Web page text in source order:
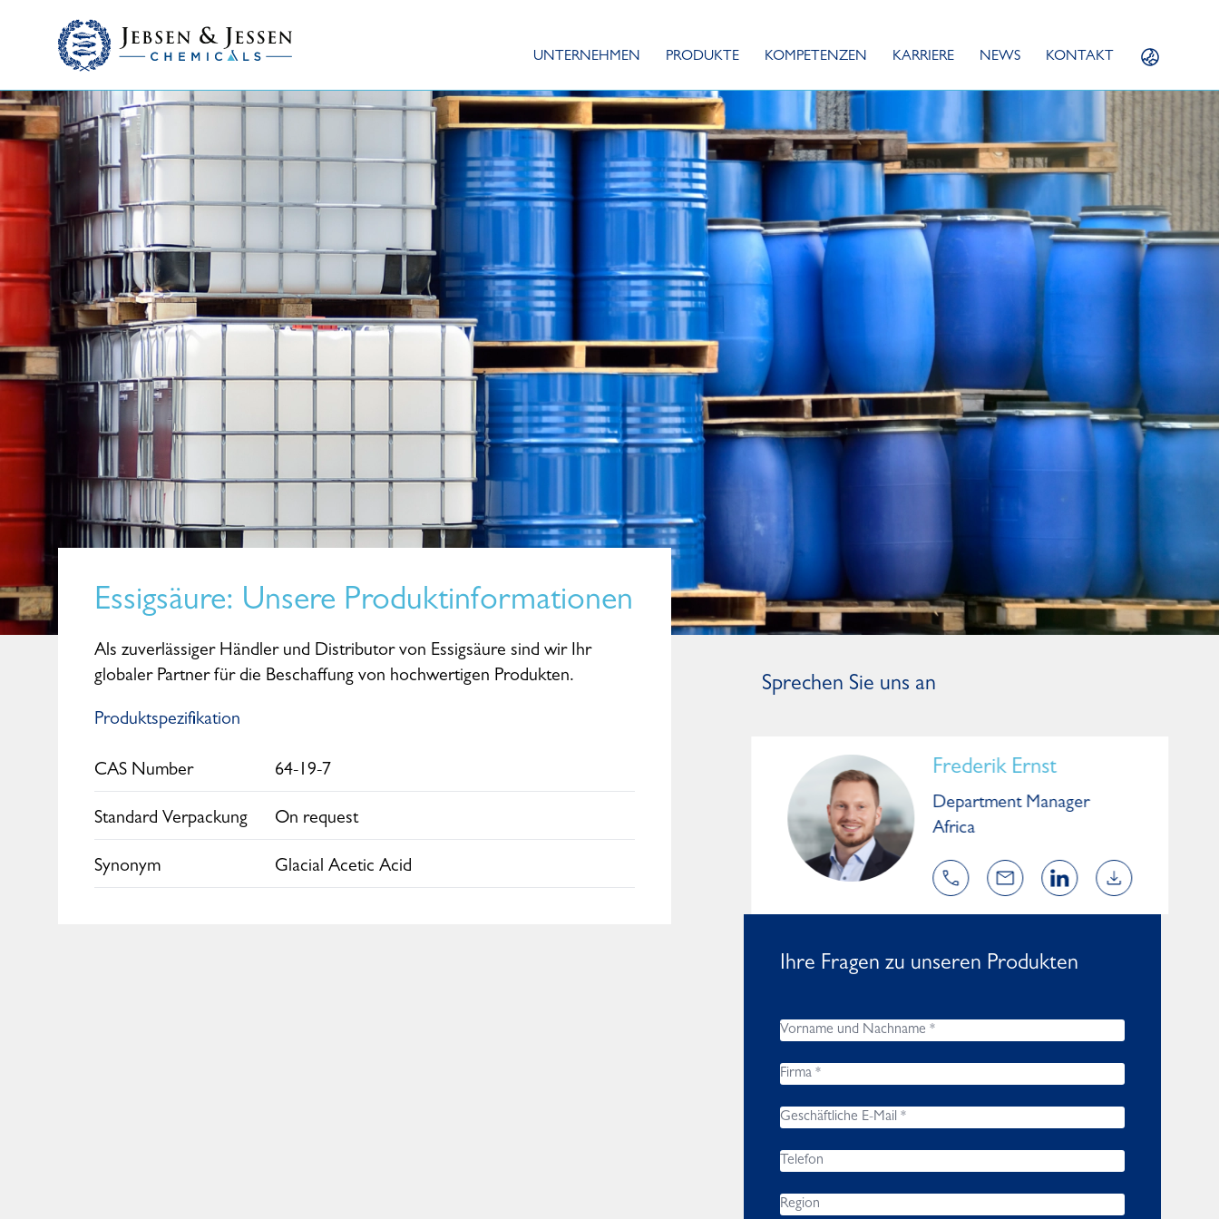
UNTERNEHMEN PRODUKTE KOMPETENZEN KARRIERE NEWS KONTAKT
Essigsäure: Unsere Produktinformationen
Als zuverlässiger Händler und Distributor von Essigsäure sind wir Ihr
globaler Partner für die Beschaffung von hochwertigen Produkten.
Produktspezifikation
CAS Number 64-19-7
Standard Verpackung On request
Synonym Glacial Acetic Acid
Sprechen Sie uns an
Maike Kohl Frederik Ernst
Department Manager
Africa
Ihre Fragen zu unseren Produkten